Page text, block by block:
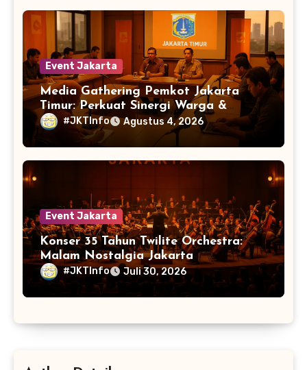
Event Jakarta
Media Gathering Pemkot Jakarta
Timur: Perkuat Sinergi Warga &
Jurnalis#JKTInfo Agustus 4, 2026
Event Jakarta
Konser 35 Tahun Twilite Orchestra:
Malam Nostalgia Jakarta
#JKTInfo Juli 30, 2026